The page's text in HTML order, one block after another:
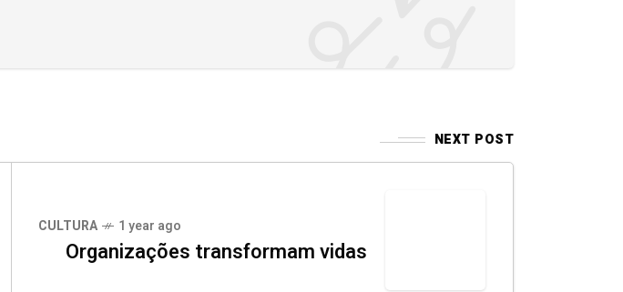
NEXT POST
CULTURA 1 year ago
Organizações transformam vidas